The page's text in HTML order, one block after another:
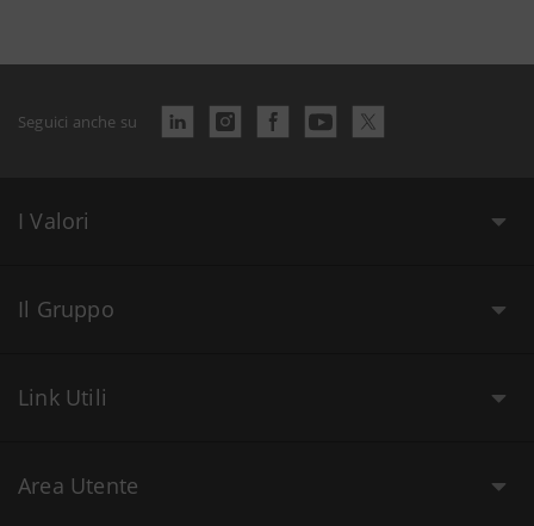
Seguici anche su
I Valori
Il Gruppo
Link Utili
Area Utente